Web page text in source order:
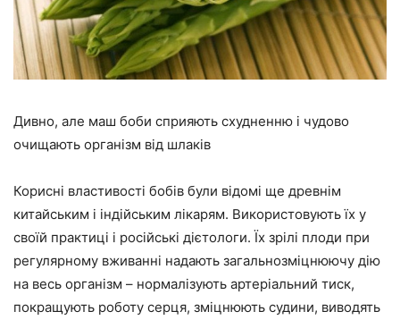
Дивно, але маш боби сприяють схудненню і чудово
очищають організм від шлаків
Корисні властивості бобів були відомі ще древнім
китайським і індійським лікарям. Використовують їх у
своїй практиці і російські дієтологи. Їх зрілі плоди при
регулярному вживанні надають загальнозміцнюючу дію
на весь організм – нормалізують артеріальний тиск,
покращують роботу серця, зміцнюють судини, виводять